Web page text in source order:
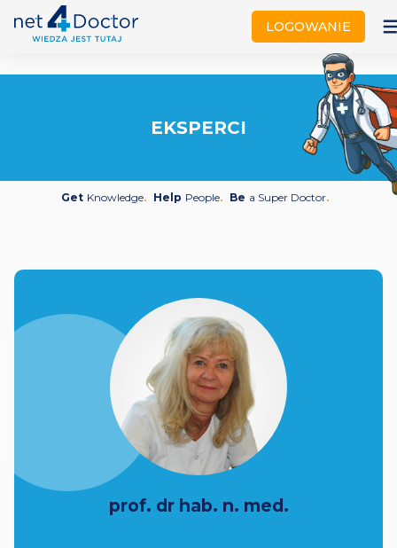
LOGOWANIE
EKSPERCI
Get Knowledge Help People Be a Super Doctor
prof. dr hab. n. med.